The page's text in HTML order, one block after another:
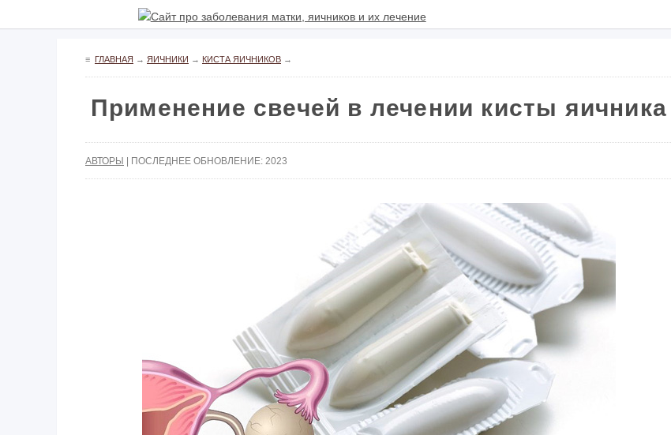
≡ ГЛАВНАЯ → ЯИЧНИКИ → КИСТА ЯИЧНИКОВ →
Применение свечей в лечении кисты яичника
АВТОРЫ | ПОСЛЕДНЕЕ ОБНОВЛЕНИЕ: 2023